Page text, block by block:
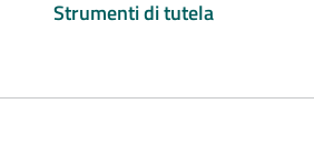
Strumenti di tutela